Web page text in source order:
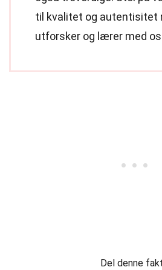
til kvalitet og autentisitet
utforsker og lærer med
Del denne